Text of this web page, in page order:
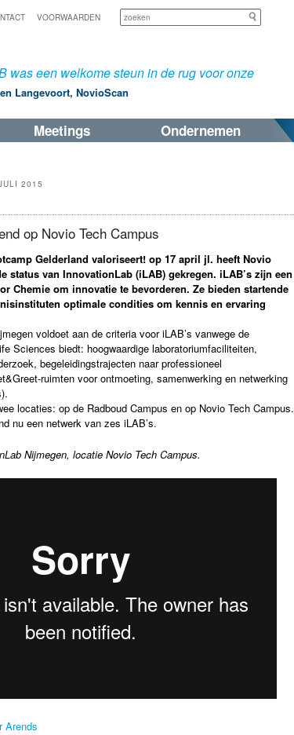
VOORWAARDEN
was een welkome steun in de rug voor onze
Langevoort, NovioScan
Meetings Ondernemen
2015
op Novio Tech Campus
Gelderland valoriseert! op 17 april jl. heeft Novio
status van InnovationLab (iLAB) gekregen. iLAB’s zijn een
Chemie om innovatie te bevorderen. Ze bieden startende
optimale condities om kennis en ervaring
voldoet aan de criteria voor iLAB’s vanwege de
Sciences biedt: hoogwaardige laboratoriumfaciliteiten,
begeleidingstrajecten naar professioneel
ruimten voor ontmoeting, samenwerking en netwerking
locaties: op de Radboud Campus en op Novio Tech Campus.
nu een netwerk van zes iLAB’s.
Nijmegen, locatie Novio Tech Campus.
Arends